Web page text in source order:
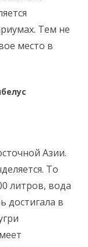
Тем не
место в
Азии.
То
литров, вода
достигала в